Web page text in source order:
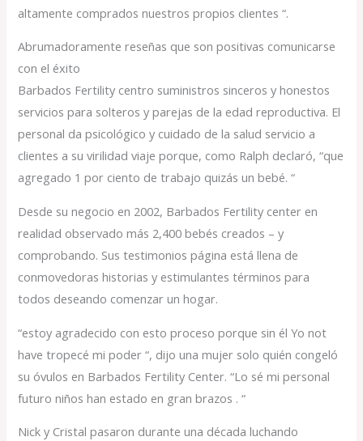
altamente comprados nuestros propios clientes “.
Abrumadoramente reseñas que son positivas comunicarse
con el éxito
Barbados Fertility centro suministros sinceros y honestos
servicios para solteros y parejas de la edad reproductiva. El
personal da psicológico y cuidado de la salud servicio a
clientes a su virilidad viaje porque, como Ralph declaró, “que
agregado 1 por ciento de trabajo quizás un bebé. “
Desde su negocio en 2002, Barbados Fertility center en
realidad observado más 2,400 bebés creados – y
comprobando. Sus testimonios página está llena de
conmovedoras historias y estimulantes términos para
todos deseando comenzar un hogar.
“estoy agradecido con esto proceso porque sin él Yo not
have tropecé mi poder “, dijo una mujer solo quién congeló
su óvulos en Barbados Fertility Center. “Lo sé mi personal
futuro niños han estado en gran brazos . “
Nick y Cristal pasaron durante una década luchando